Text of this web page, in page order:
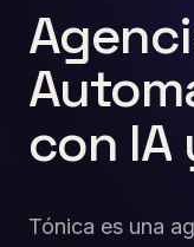
con IA
Tónica es una